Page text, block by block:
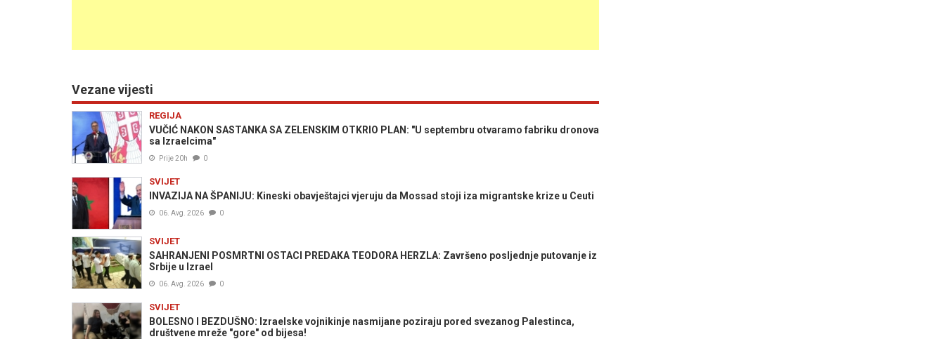
Vezane vijesti
REGIJA
VUČIĆ NAKON SASTANKA SA ZELENSKIM OTKRIO PLAN: "U septembru otvaramo fabriku dronova
sa Izraelcima"
Prije 20h 0
SVIJET
INVAZIJA NA ŠPANIJU: Kineski obavještajci vjeruju da Mossad stoji iza migrantske krize u Ceuti
06. Avg. 2026 0
SVIJET
SAHRANJENI POSMRTNI OSTACI PREDAKA TEODORA HERZLA: Završeno posljednje putovanje iz
Srbije u Izrael
06. Avg. 2026 0
SVIJET
BOLESNO I BEZDUŠNO: Izraelske vojnikinje nasmijane poziraju pored svezanog Palestinca,
društvene mreže "gore" od bijesa!